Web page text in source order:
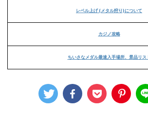
レベル上げ (メタル狩り)について
カジノ攻略
ちいさなメダル最速入手場所、景品リス